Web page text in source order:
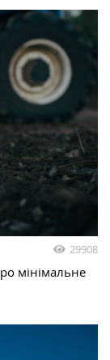
29908
мінімальне